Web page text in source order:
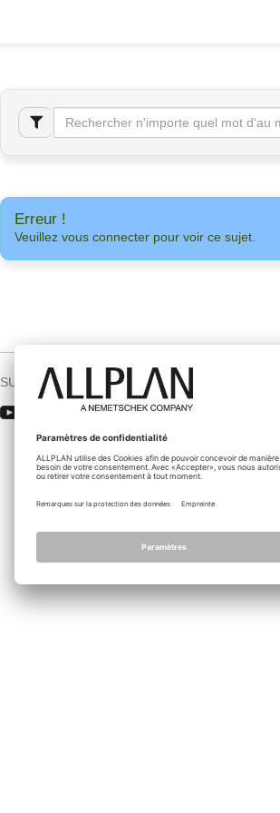
Erreur !
Veuillez vous connecter pour voir ce sujet.
SUIVEZ-NOUS SUR ADMIN
Licence
Paramétrage de